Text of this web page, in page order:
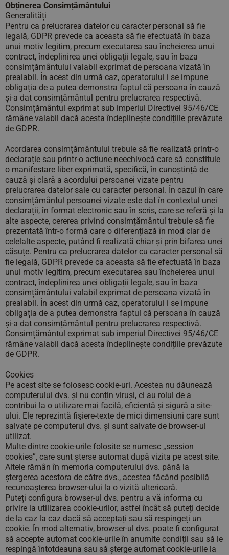
Obținerea Consimțământului
Generalități
Pentru ca prelucrarea datelor cu caracter personal să fie
legală, GDPR prevede ca aceasta să fie efectuată în baza
unui motiv legitim, precum executarea sau încheierea unui
contract, îndeplinirea unei obligații legale, sau în baza
consimțământului valabil exprimat de persoana vizată în
prealabil. În acest din urmă caz, operatorului i se impune
obligația de a putea demonstra faptul că persoana în cauză
și-a dat consimțământul pentru prelucrarea respectivă.
Consimțământul exprimat sub imperiul Directivei 95/46/CE
rămâne valabil dacă acesta îndeplinește condițiile prevăzute
de GDPR.
Acordarea consimțământului trebuie să fie realizată printr-o
declarație sau printr-o acțiune neechivocă care să constituie
o manifestare liber exprimată, specifică, în cunoștință de
cauză și clară a acordului persoanei vizate pentru
prelucrarea datelor sale cu caracter personal. În cazul în care
consimțământul persoanei vizate este dat în contextul unei
declarații, în format electronic sau în scris, care se referă și la
alte aspecte, cererea privind consimțământul trebuie să fie
prezentată într-o formă care o diferențiază în mod clar de
celelalte aspecte, putând fi realizată chiar și prin bifarea unei
căsuțe. Pentru ca prelucrarea datelor cu caracter personal să
fie legală, GDPR prevede ca aceasta să fie efectuată în baza
unui motiv legitim, precum executarea sau încheierea unui
contract, îndeplinirea unei obligații legale, sau în baza
consimțământului valabil exprimat de persoana vizată în
prealabil. În acest din urmă caz, operatorului i se impune
obligația de a putea demonstra faptul că persoana în cauză
și-a dat consimțământul pentru prelucrarea respectivă.
Consimțământul exprimat sub imperiul Directivei 95/46/CE
rămâne valabil dacă acesta îndeplinește condițiile prevăzute
de GDPR.
Cookies
Pe acest site se folosesc cookie-uri. Acestea nu dăunează
computerului dvs. și nu conțin viruși, ci au rolul de a
contribui la o utilizare mai facilă, eficientă și sigură a site-
ului. Ele reprezintă fişiere-texte de mici dimensiuni care sunt
salvate pe computerul dvs. și sunt salvate de browser-ul
utilizat.
Multe dintre cookie-urile folosite se numesc „session
cookies”, care sunt șterse automat după vizita pe acest site.
Altele rămân în memoria computerului dvs. până la
ștergerea acestora de către dvs., acestea făcând posibilă
recunoașterea browser-ului la o vizită ulterioară.
Puteți configura browser-ul dvs. pentru a vă informa cu
privire la utilizarea cookie-urilor, astfel încât să puteți decide
de la caz la caz dacă să acceptați sau să respingeți un
cookie. În mod alternativ, browser-ul dvs. poate fi configurat
să accepte automat cookie-urile în anumite condiții sau să le
respingă întotdeauna sau să șterge automat cookie-urile la